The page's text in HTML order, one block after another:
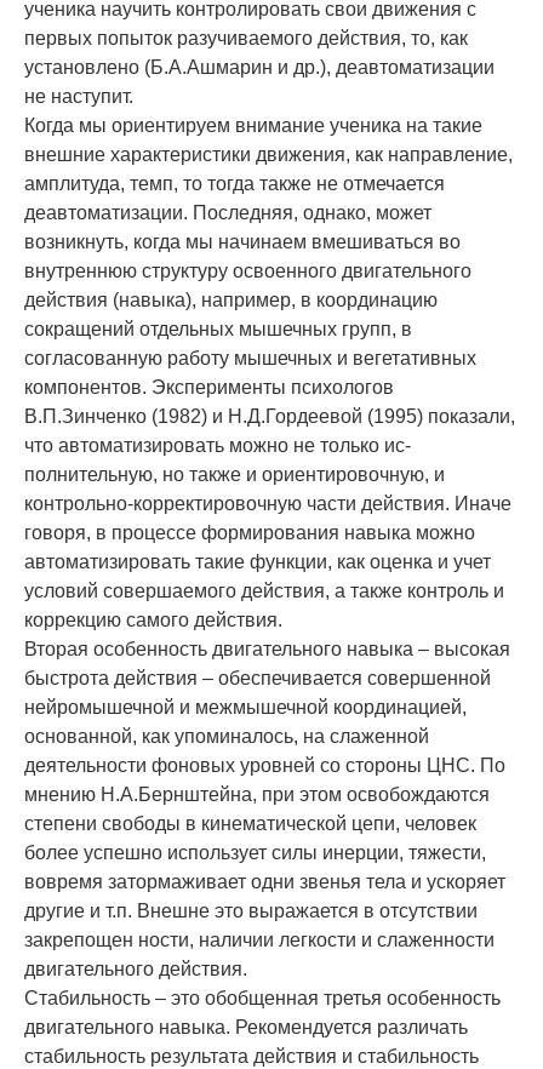
ученика научить контролировать свои движения с
пер­вых попыток разучивае­мого действия, то, как
установлено (Б.А.Ашмарин и др.), деавтоматизации
не наступит.
Когда мы ориентируем внимание ученика на такие
внешние характеристики движения, как направление,
амплитуда, темп, то тогда также не отмечается
деавтоматизации. Последняя, однако, может
возникнуть, когда мы начинаем вмешиваться во
внутреннюю структуру осво­енного двига­тельного
действия (навыка), на­пример, в координацию
сокращений отдель­ных мышечных групп, в
согласованную работу мышечных и вегетативных
компонентов. Эксперименты психологов
В.П.Зинченко (1982) и Н.Д.Гордеевой (1995) показали,
что автомати­зировать можно не только ис­
полнительную, но также и ориентировочную, и
контрольно-кор­ректировочную части действия. Иначе
говоря, в процессе формирования навыка можно
авто­матизировать такие функции, как оценка и учет
условий совершаемого действия, а также кон­троль и
коррекцию самого действия.
Вторая особенность двигательного навыка – высокая
быстрота действия – обеспечивает­ся со­вершенной
нейромышечной и межмышеч­ной координацией,
основанной, как упомина­лось, на слаженной
деятельности фоновых уров­ней со стороны ЦНС. По
мнению Н.А.Бернштейна, при этом освобождаются
степени свободы в ки­нематической цепи, человек
более успешно ис­пользует силы инерции, тяжести,
вовремя затор­маживает одни звенья тела и ускоряет
другие и т.п. Внешне это выражается в отсутствии
закре­пощен ности, наличии легкости и слаженности
двигательного действия.
Стабильность – это обобщенная третья осо­бенность
двигательного навыка. Рекомендуется различать
стабильность результата действия и стабильность